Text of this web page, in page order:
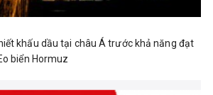
khấu dầu tại châu Á trước khả năng đạt
biển Hormuz